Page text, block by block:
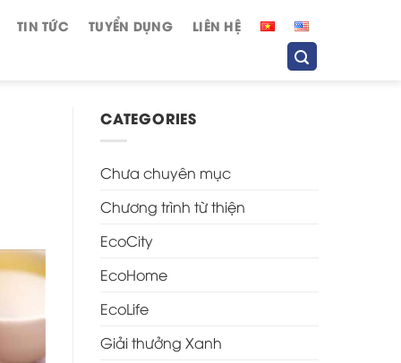
TIN TỨC TUYỂN DỤNG LIÊN HỆ
CATEGORIES
Chưa chuyên mục
Chương trình từ thiện
EcoCity
EcoHome
EcoLife
Giải thưởng Xanh